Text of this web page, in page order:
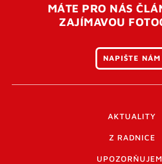
MÁTE PRO NÁS
ZAJÍMAVOU
NAPIŠTE NÁM
AKTUALITY
Z RADNICE